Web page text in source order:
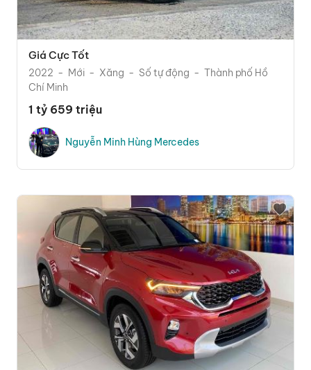
Giá Cực Tốt
2022 Mới Xăng Số tự động
Thành phố Hồ
Chí Minh
1 tỷ 659 triệu
Nguyễn Minh Hùng Mercedes